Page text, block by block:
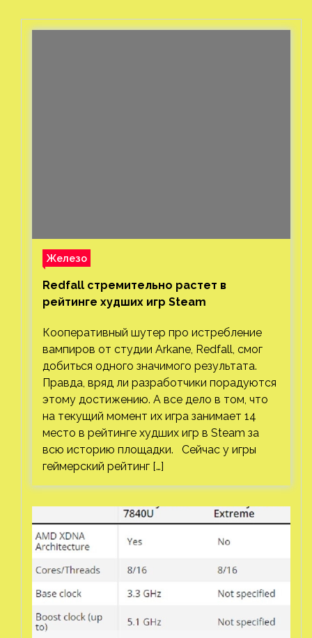
Железо
Redfall стремительно растет в
рейтинге худших игр Steam
Кооперативный шутер про истребление
вампиров от студии Arkane, Redfall, смог
добиться одного значимого результата.
Правда, вряд ли разработчики порадуются
этому достижению. А все дело в том, что
на текущий момент их игра занимает 14
место в рейтинге худших игр в Steam за
всю историю площадки. Сейчас у игры
геймерский рейтинг […]